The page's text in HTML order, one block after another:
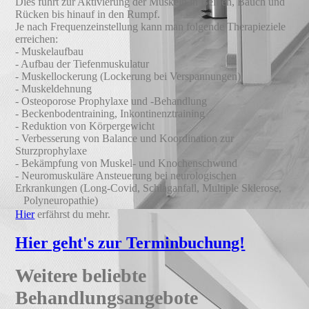
Rücken bis hinauf in den Rumpf.
Je nach Frequenzeinstellung kann man folgende Therapieziele
erreichen:
- Muskelaufbau
- Aufbau der Tiefenmuskulatur
- Muskellockerung (Lockerung bei Verspannungen)
- Muskeldehnung
- Osteoporose Prophylaxe und -Behandlung
- Beckenbodentraining, Inkontinenztraining
- Reduktion von Körpergewicht
- Verbesserung von Balance und Koordination zur
Sturzprophylaxe
- Bekämpfung von Muskel- und Knochenschwund
- Neuromuskuläre Ansteuerung bei neurologischen
Erkrankungen (Long-Covid, Schlaganfall, Multiple Sklerose,
Polyneuropathie)
Hiererfährst du mehr.
Hier geht's zur Terminbuchung!
Weitere beliebte
Behandlungsangebote